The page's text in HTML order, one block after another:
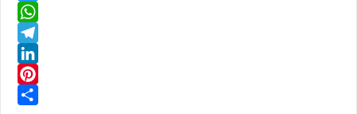
Twitter
WhatsApp
Telegram
LinkedIn
Pinterest